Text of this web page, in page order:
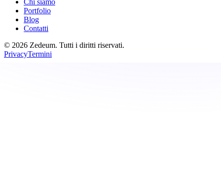
Portfolio
Blog
Contatti
© 2026 Zedeum. Tutti i diritti riservati.
PrivacyTermini